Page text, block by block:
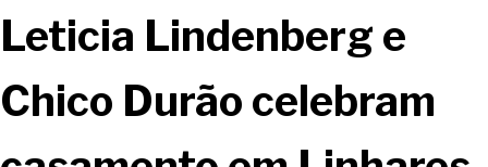
Leticia Lindenberg e
Chico Durão celebram